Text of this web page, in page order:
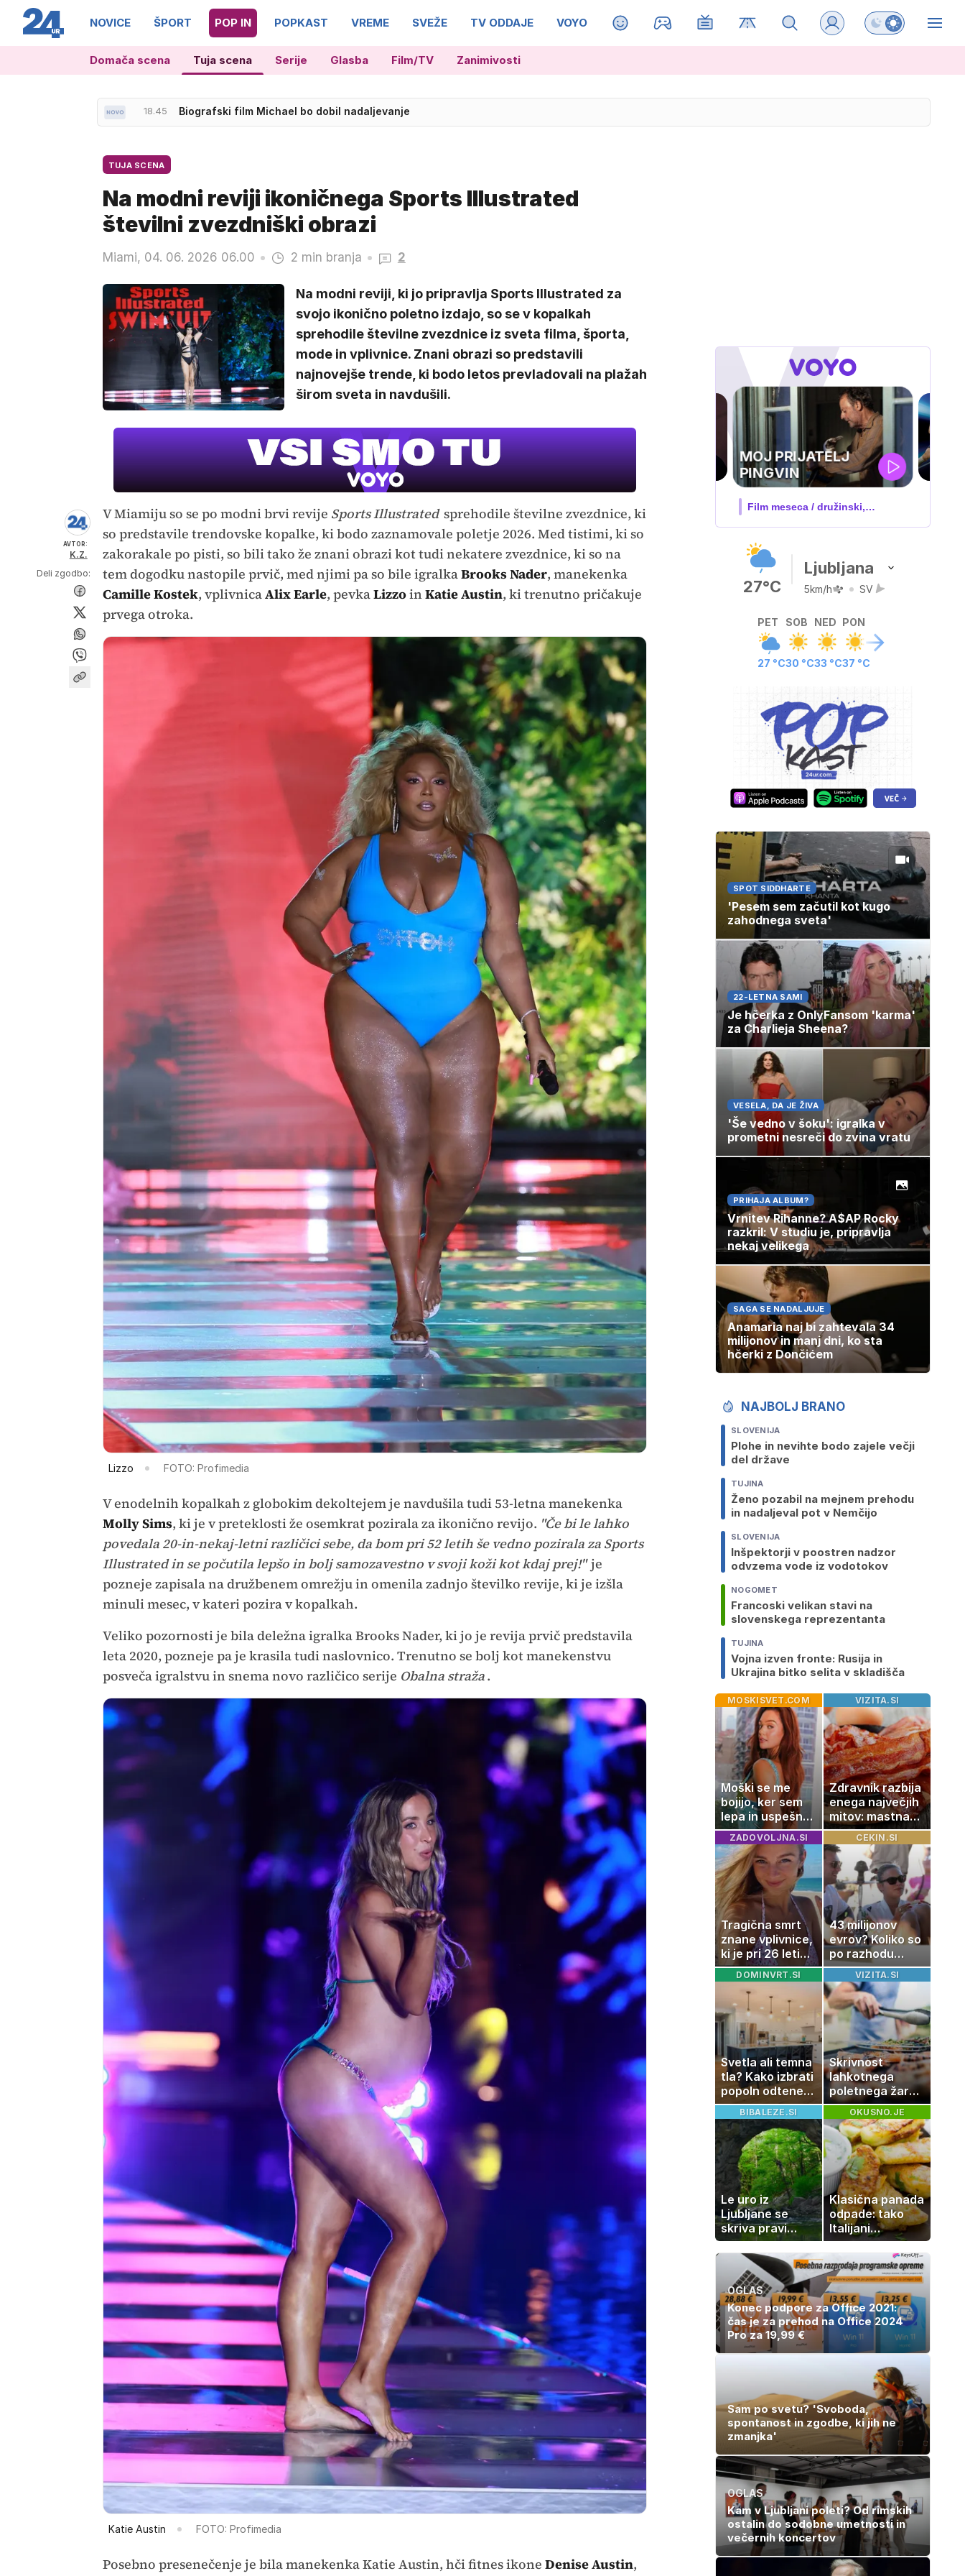
NOVICE ŠPORT POP IN POPKAST VREME SVEŽE TV ODDAJE VOYO MAGAZIN Preklopi barvni
Domača scena Tuja scena Serije Glasba Film/TV Zanimivosti
18.45 Biografski film Michael bo dobil nadaljevanje
TUJA SCENA
Na modni reviji ikoničnega Sports Illustrated
številni zvezdniški obrazi
Miami, 04. 06. 2026 06.00 2 min branja 2
Na modni reviji, ki jo pripravlja Sports Illustrated za
svojo ikonično poletno izdajo, so se v kopalkah
sprehodile številne zvezdnice iz sveta filma, športa,
mode in vplivnice. Znani obrazi so predstavili
najnovejše trende, ki bodo letos prevladovali na plažah
širom sveta in navdušili.
AVTOR:
K.Z.
Deli zgodbo:
V Miamiju so se po modni brvi revije Sports Illustrated sprehodile številne zvezdnice, ki
so predstavile trendovske kopalke, ki bodo zaznamovale poletje 2026. Med tistimi, ki so
zakorakale po pisti, so bili tako že znani obrazi kot tudi nekatere zvezdnice, ki so na
tem dogodku nastopile prvič, med njimi pa so bile igralkaBrooks Nader, manekenka
Camille Kostek, vplivnicaAlix Earle, pevkaLizzoinKatie Austin, ki trenutno pričakuje
prvega otroka.
Lizzo FOTO: Profimedia
V enodelnih kopalkah z globokim dekoltejem je navdušila tudi 53-letna manekenka
Molly Sims, ki je v preteklosti že osemkrat pozirala za ikonično revijo. "Če bi le lahko
povedala 20-in-nekaj-letni različici sebe, da bom pri 52 letih še vedno pozirala za Sports
Illustrated in se počutila lepšo in bolj samozavestno v svoji koži kot kdaj prej!"je
pozneje zapisala na družbenem omrežju in omenila zadnjo številko revije, ki je izšla
minuli mesec, v kateri pozira v kopalkah.
Veliko pozornosti je bila deležna igralka Brooks Nader, ki jo je revija prvič predstavila
leta 2020, pozneje pa je krasila tudi naslovnico. Trenutno se bolj kot manekenstvu
posveča igralstvu in snema novo različico serije Obalna straža.
Katie Austin FOTO: Profimedia
Posebno presenečenje je bila manekenka Katie Austin, hči fitnes ikone Denise Austin,
UEFA
SUPERPOKAL
V živo na VOYO: sreda ob 20.30
27°C
Ljubljana
5km/h SV
PET
27 °C
SOB
30 °C
NED
33 °C
PON
37 °C
SPOT SIDDHARTE
'Pesem sem začutil kot kugo
zahodnega sveta'
22-LETNA SAMI
Je hčerka z OnlyFansom 'karma'
za Charlieja Sheena?
VESELA, DA JE ŽIVA
'Še vedno v šoku': igralka v
prometni nesreči do zvina vratu
PRIHAJA ALBUM?
Vrnitev Rihanne? A$AP Rocky
razkril: V studiu je, pripravlja
nekaj velikega
SAGA SE NADALJUJE
Anamaria naj bi zahtevala 34
milijonov in manj dni, ko sta
hčerki z Dončićem
NAJBOLJ BRANO
SLOVENIJA
Plohe in nevihte bodo zajele večji
del države
TUJINA
Ženo pozabil na mejnem prehodu
in nadaljeval pot v Nemčijo
SLOVENIJA
Inšpektorji v poostren nadzor
odvzema vode iz vodotokov
NOGOMET
Francoski velikan stavi na
slovenskega reprezentanta
TUJINA
Vojna izven fronte: Rusija in
Ukrajina bitko selita v skladišča
MOSKISVET.COM
Moški se me
bojijo, ker sem
lepa in uspešna:
Misica razkrila,
zakaj je še
vedno samska
VIZITA.SI
Zdravnik razbija
enega največjih
mitov: mastna
jetra ne
nastanejo
zaradi slanine,
temveč zaradi
živila, ki ga
imamo vsi radi
ZADOVOLJNA.SI
Tragična smrt
znane vplivnice,
ki je pri 26 letih
izgubila boj z
boleznijo
CEKIN.SI
43 milijonov
evrov? Koliko so
po razhodu
zahtevale ali
prejele
partnerice
športnih
zvezdnikov
DOMINVRT.SI
Svetla ali temna
tla? Kako izbrati
popoln odtenek
za vaš dom
VIZITA.SI
Skrivnost
lahkotnega
poletnega žara,
po katerem ne
boste
potrebovali
popoldanskega
spanca
BIBALEZE.SI
Le uro iz
Ljubljane se
skriva pravi
naravni čudež:
izlet, ki bo
navdušil otroke
OKUSNO.JE
Klasična panada
odpade: tako
Italijani
pripravijo
slastne ocvrte
bučke
OGLAS
Konec podpore za Office 2021:
čas je za prehod na Office 2024
Pro za 19,99 €
Sam po svetu? 'Svoboda,
spontanost in zgodbe, ki jih ne
zmanjka'
OGLAS
Kam v Ljubljani poleti? Od rimskih
ostalin do sodobne umetnosti in
večernih koncertov